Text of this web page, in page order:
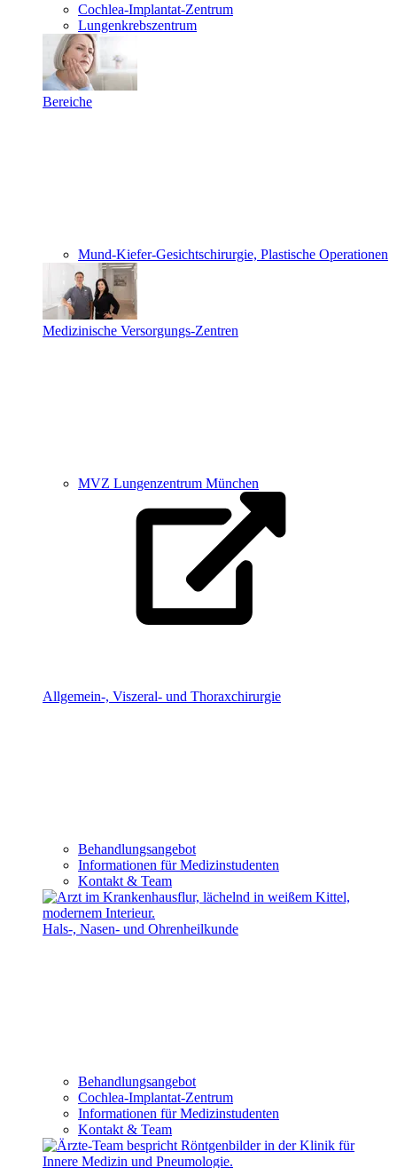
Cochlea-Implantat-Zentrum
Lungenkrebszentrum
Bereiche
Mund-Kiefer-Gesichtschirurgie, Plastische Operationen
Medizinische Versorgungs-Zentren
MVZ Lungenzentrum München
Allgemein-, Viszeral- und Thoraxchirurgie
Behandlungsangebot
Informationen für Medizinstudenten
Kontakt & Team
Hals-, Nasen- und Ohrenheilkunde
Behandlungsangebot
Cochlea-Implantat-Zentrum
Informationen für Medizinstudenten
Kontakt & Team